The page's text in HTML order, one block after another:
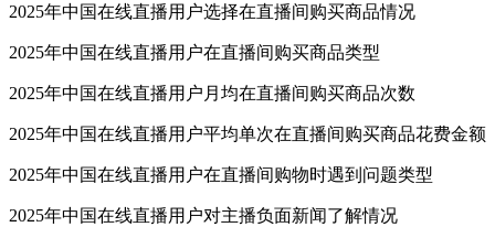
2025年中国在线直播用户选择在直播间购买商品情况
2025年中国在线直播用户在直播间购买商品类型
2025年中国在线直播用户月均在直播间购买商品次数
2025年中国在线直播用户平均单次在直播间购买商品花费金额
2025年中国在线直播用户在直播间购物时遇到问题类型
2025年中国在线直播用户对主播负面新闻了解情况